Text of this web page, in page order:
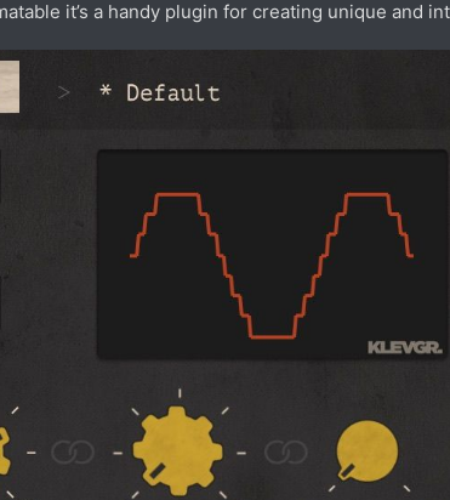
it’s a handy plugin for creating unique and